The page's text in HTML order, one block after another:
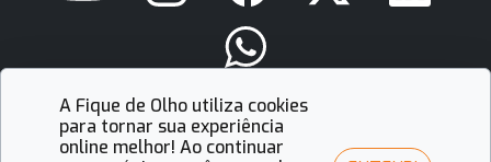
contato@fiquedeolho.com.br
A Fique de Olho utiliza cookies
para tornar sua experiência
online melhor! Ao continuar